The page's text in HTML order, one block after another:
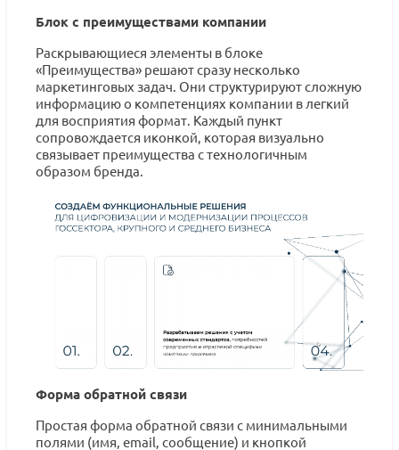
Блок с преимуществами компании
Раскрывающиеся элементы в блоке
«Преимущества» решают сразу несколько
маркетинговых задач. Они структурируют сложную
информацию о компетенциях компании в легкий
для восприятия формат. Каждый пункт
сопровождается иконкой, которая визуально
связывает преимущества с технологичным
образом бренда.
Форма обратной связи
Простая форма обратной связи с минимальными
полями (имя, email, сообщение) и кнопкой